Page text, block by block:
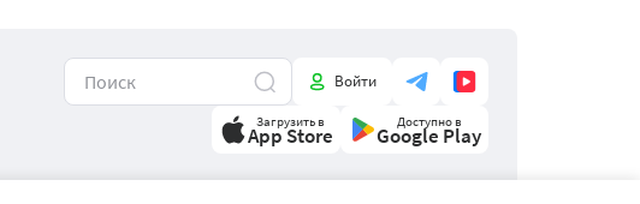
Войти
Загрузить в
App Store
Доступно в
Google Play